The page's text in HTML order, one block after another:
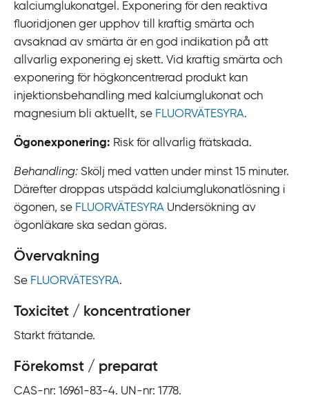
kalciumglukonatgel. Exponering för den reaktiva
fluoridjonen ger upphov till kraftig smärta och
avsaknad av smärta är en god indikation på att
allvarlig exponering ej skett. Vid kraftig smärta och
exponering för högkoncentrerad produkt kan
injektionsbehandling med kalciumglukonat och
magnesium bli aktuellt, se FLUORVÄTESYRA.
Ögonexponering: Risk för allvarlig frätskada.
Behandling: Skölj med vatten under minst 15 minuter.
Därefter droppas utspädd kalciumglukonatlösning i
ögonen, se FLUORVÄTESYRA Undersökning av
ögonläkare ska sedan göras.
Övervakning
Se FLUORVÄTESYRA.
Toxicitet / koncentrationer
Starkt frätande.
Förekomst / preparat
CAS-nr: 16961-83-4. UN-nr: 1778.